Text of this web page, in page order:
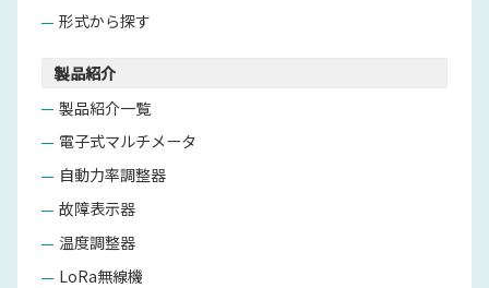
形式から探す
製品紹介
製品紹介一覧
電子式マルチメータ
自動力率調整器
故障表示器
温度調整器
LoRa無線機